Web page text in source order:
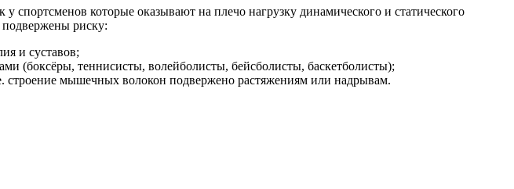
которые оказывают на плечо нагрузку динамического и статического
риску:
и суставов;
(боксёры, теннисисты, волейболисты, бейсболисты, баскетболисты);
строение мышечных волокон подвержено растяжениям или надрывам.